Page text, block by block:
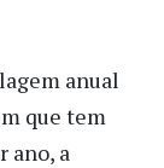
anual
que tem
ano, a